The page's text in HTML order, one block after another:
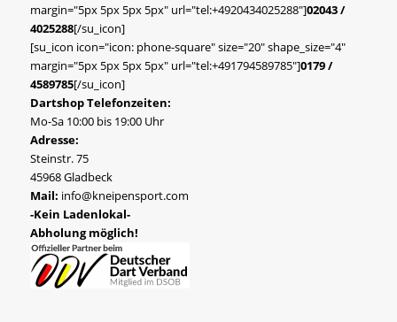
margin="5px 5px 5px 5px" url="tel:+4920434025288"]02043 /
4025288[/su_icon]
[su_icon icon="icon: phone-square" size="20" shape_size="4"
margin="5px 5px 5px 5px" url="tel:+491794589785"]0179 /
4589785[/su_icon]
Dartshop Telefonzeiten:
Mo-Sa 10:00 bis 19:00 Uhr
Adresse:
Steinstr. 75
45968 Gladbeck
Mail: info@kneipensport.com
-Kein Ladenlokal-
Abholung möglich!